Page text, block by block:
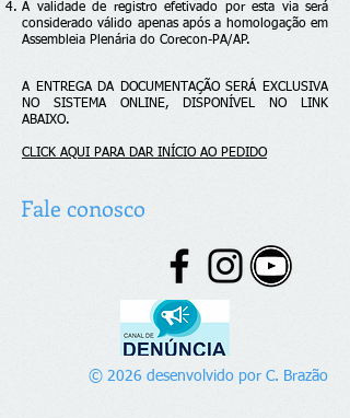
A validade de registro efetivado por esta via será
considerado válido apenas após a homologação em
Assembleia Plenária do Corecon-PA/AP.
A ENTREGA DA DOCUMENTAÇÃO SERÁ EXCLUSIVA
NO SISTEMA ONLINE, DISPONÍVEL NO LINK
ABAIXO.
CLICK AQUI PARA DAR INÍCIO AO PEDIDO
Fale conosco
© 2026 desenvolvido por C. Brazão